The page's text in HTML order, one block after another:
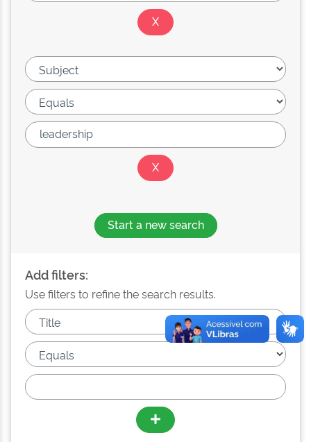
Start a new search
Add filters:
Use filters to refine the search results.